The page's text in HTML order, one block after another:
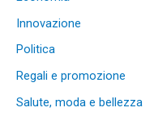
Innovazione
Politica
Regali e promozione
Salute, moda e bellezza